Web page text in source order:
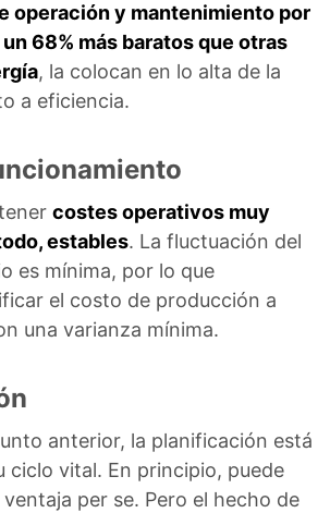
operación y mantenimiento por
68% más baratos que otras
, la colocan en lo alta de la
a eficiencia.
costes operativos muy
estables. La fluctuación del
es mínima, por lo que
el costo de producción a
una varianza mínima.
anterior, la planificación está
ciclo vital. En principio, puede
per se. Pero el hecho de